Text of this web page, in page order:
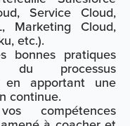
Service Cloud,
Marketing Cloud,
etc.).
bonnes pratiques
du processus
en apportant une
continue.
compétences